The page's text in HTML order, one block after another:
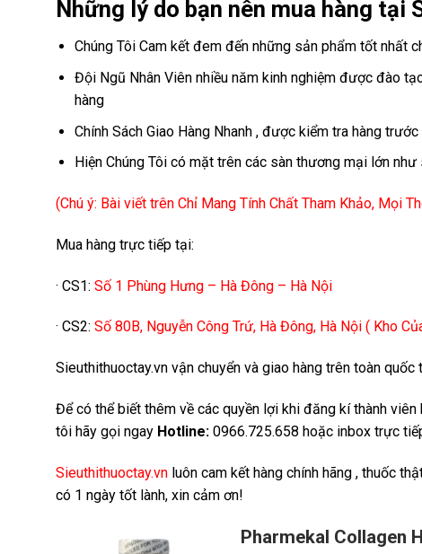
Những lý do bạn nên mua hàng tại
Chúng Tôi Cam kết đem đến những sản phẩm tốt nhất
Đội Ngũ Nhân Viên nhiều năm kinh nghiệm được đào
hàng
Chính Sách Giao Hàng Nhanh , được kiểm tra hàng
Hiện Chúng Tôi có mặt trên các sàn thương mại lớn
(Chú ý: Bài viết trên Chỉ Mang Tính Chất Tham Khảo, Mọi
Mua hàng trực tiếp tại:
· CS1: Số 1 Phùng Hưng – Hà Đông – Hà Nội
· CS2: Số 80B, Nguyễn Công Trứ, Hà Đông, Hà Nội ( Kho
Sieuthithuoctay.vn vận chuyển và giao hàng trên toàn
Để có thể biết thêm về các quyền lợi khi đăng kí thành
tôi hãy gọi ngay Hotline: 0966.725.658 hoặc inbox trực
Sieuthithuoctay.vn luôn cam kết hàng chính hãng , thuốc
có 1 ngày tốt lành, xin cảm ơn!
Pharmekal Collagen